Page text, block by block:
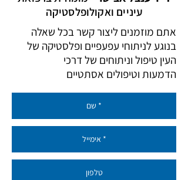
עיניים ואקולופלסטיקה
אתם מוזמנים ליצור קשר בכל שאלה
בנוגע לניתוחי עפעפיים ופלסטיקה של
העין טיפול וניתוחים של דרכי
הדמעות וטיפולים אסתטיים